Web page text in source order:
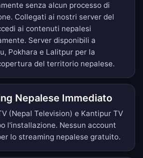
senza alcun processo di
Collegati ai nostri server del
ai contenuti nepalesi
Server disponibili a
Pokhara e Lalitpur per la
del territorio nepalese.
Nepalese Immediato
(Nepal Television) e Kantipur TV
l'installazione. Nessun account
lo streaming nepalese gratuito.